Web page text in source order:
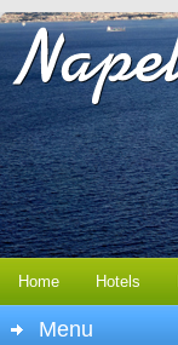
Home Hotels
Menu